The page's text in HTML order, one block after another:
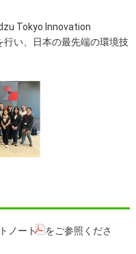
Tokyo Innovation
い、日本の最先端の環境技
ノート
をご参照くださ